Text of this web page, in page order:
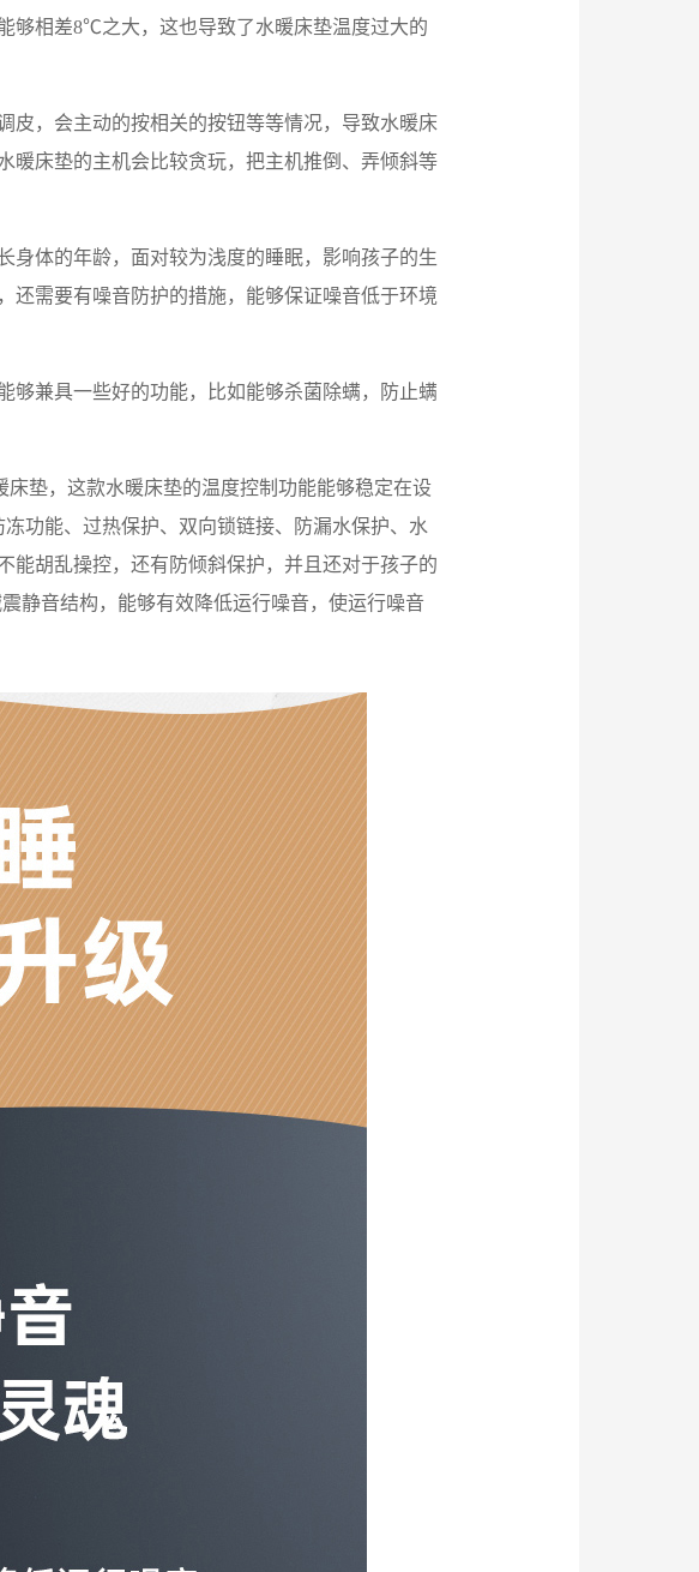
够相差8℃之大，这也导致了水暖床垫温度过大的
皮，会主动的按相关的按钮等等情况，导致水暖床
暖床垫的主机会比较贪玩，把主机推倒、弄倾斜等
身体的年龄，面对较为浅度的睡眠，影响孩子的生
还需要有噪音防护的措施，能够保证噪音低于环境
够兼具一些好的功能，比如能够杀菌除螨，防止螨
垫，这款水暖床垫的温度控制功能能够稳定在设
功能、过热保护、双向锁链接、防漏水保护、水
能胡乱操控，还有防倾斜保护，并且还对于孩子的
静音结构，能够有效降低运行噪音，使运行噪音